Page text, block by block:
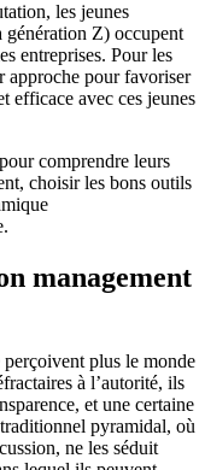
les jeunes
génération Z) occupent
entreprises. Pour les
approche pour favoriser
efficace avec ces jeunes
comprendre leurs
choisir les bons outils
management
plus le monde
à l’autorité, ils
et une certaine
pyramidal, où
ne les séduit